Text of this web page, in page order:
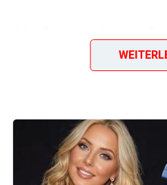
Kołacz
Kuchen,
Diese Zutaten